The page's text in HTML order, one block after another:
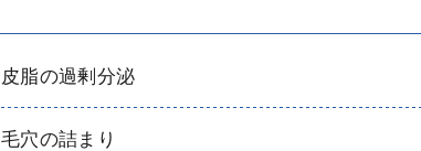
皮脂の過剰分泌
毛穴の詰まり